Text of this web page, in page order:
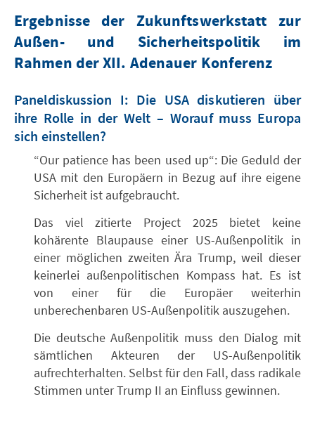
Ergebnisse der Zukunftswerkstatt zur
Außen- und Sicherheitspolitik im
Rahmen der XII. Adenauer Konferenz
Paneldiskussion I: Die USA diskutieren über
ihre Rolle in der Welt – Worauf muss Europa
sich einstellen?
“Our patience has been used up“: Die Geduld der
USA mit den Europäern in Bezug auf ihre eigene
Sicherheit ist aufgebraucht.
Das viel zitierte Project 2025 bietet keine
kohärente Blaupause einer US-Außenpolitik in
einer möglichen zweiten Ära Trump, weil dieser
keinerlei außenpolitischen Kompass hat. Es ist
von einer für die Europäer weiterhin
unberechenbaren US-Außenpolitik auszugehen.
Die deutsche Außenpolitik muss den Dialog mit
sämtlichen Akteuren der US-Außenpolitik
aufrechterhalten. Selbst für den Fall, dass radikale
Stimmen unter Trump II an Einfluss gewinnen.